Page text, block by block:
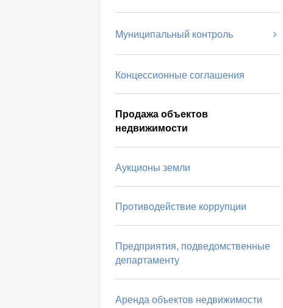
Муниципальный контроль
Концессионные соглашения
Продажа объектов
недвижимости
Аукционы земли
Противодействие коррупции
Предприятия, подведомственные
департаменту
Аренда объектов недвижимости